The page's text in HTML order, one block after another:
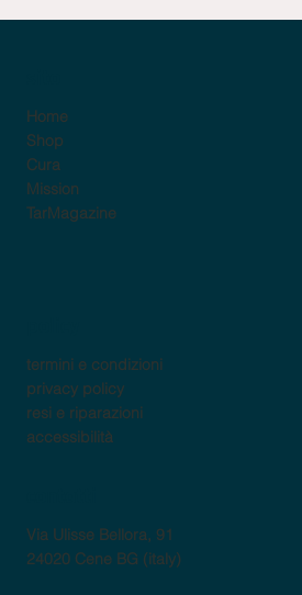
Home
Shop
Cura
Mission
TarMagazine
termini e condizioni
privacy policy
resi e riparazioni
accessibilità
Via Ulisse Bellora, 91
24020 Cene BG (italy)